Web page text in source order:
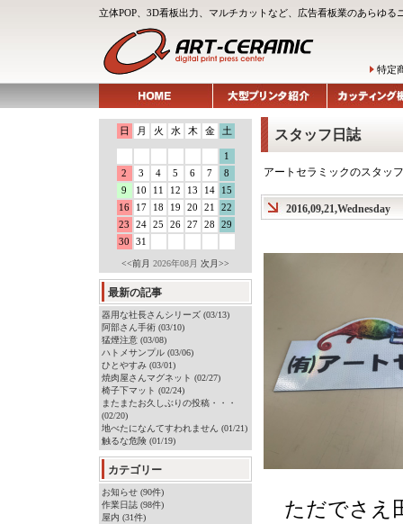
立体POP、3D看板出力、マルチカットなど、広告看板業のあらゆる
特定
日 月 火 水 木 金 土
1
2
3 4 5 6 7
8
9
10 11 12 13 14
15
16
17 18 19 20 21
22
23
24 25 26 27 28
29
30
31
<<前月 2026年08月 次月>>
最新の記事
器用な社長さんシリーズ (03/13)
阿部さん手術 (03/10)
猛煙注意 (03/08)
ハトメサンプル (03/06)
ひとやすみ (03/01)
焼肉屋さんマグネット (02/27)
椅子下マット (02/24)
またまたお久しぶりの投稿・・・
(02/20)
地べたになんてすわれません (01/21)
触るな危険 (01/19)
カテゴリー
お知らせ (90件)
作業日誌 (98件)
屋内 (31件)
スタッフ日誌
アートセラミックのスタッ
2016,09,21,Wednesday
ただでさえ